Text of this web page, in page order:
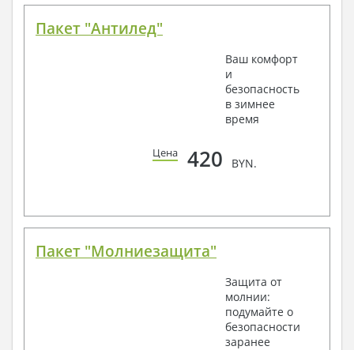
Пакет "Антилед"
Ваш комфорт
и
безопасность
в зимнее
время
Цена 420 BYN.
Пакет "Молниезащита"
Защита от
молнии:
подумайте о
безопасности
заранее